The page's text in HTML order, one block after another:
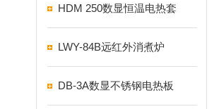
HDM 250数显恒温电热套
LWY-84B远红外消煮炉
DB-3A数显不锈钢电热板